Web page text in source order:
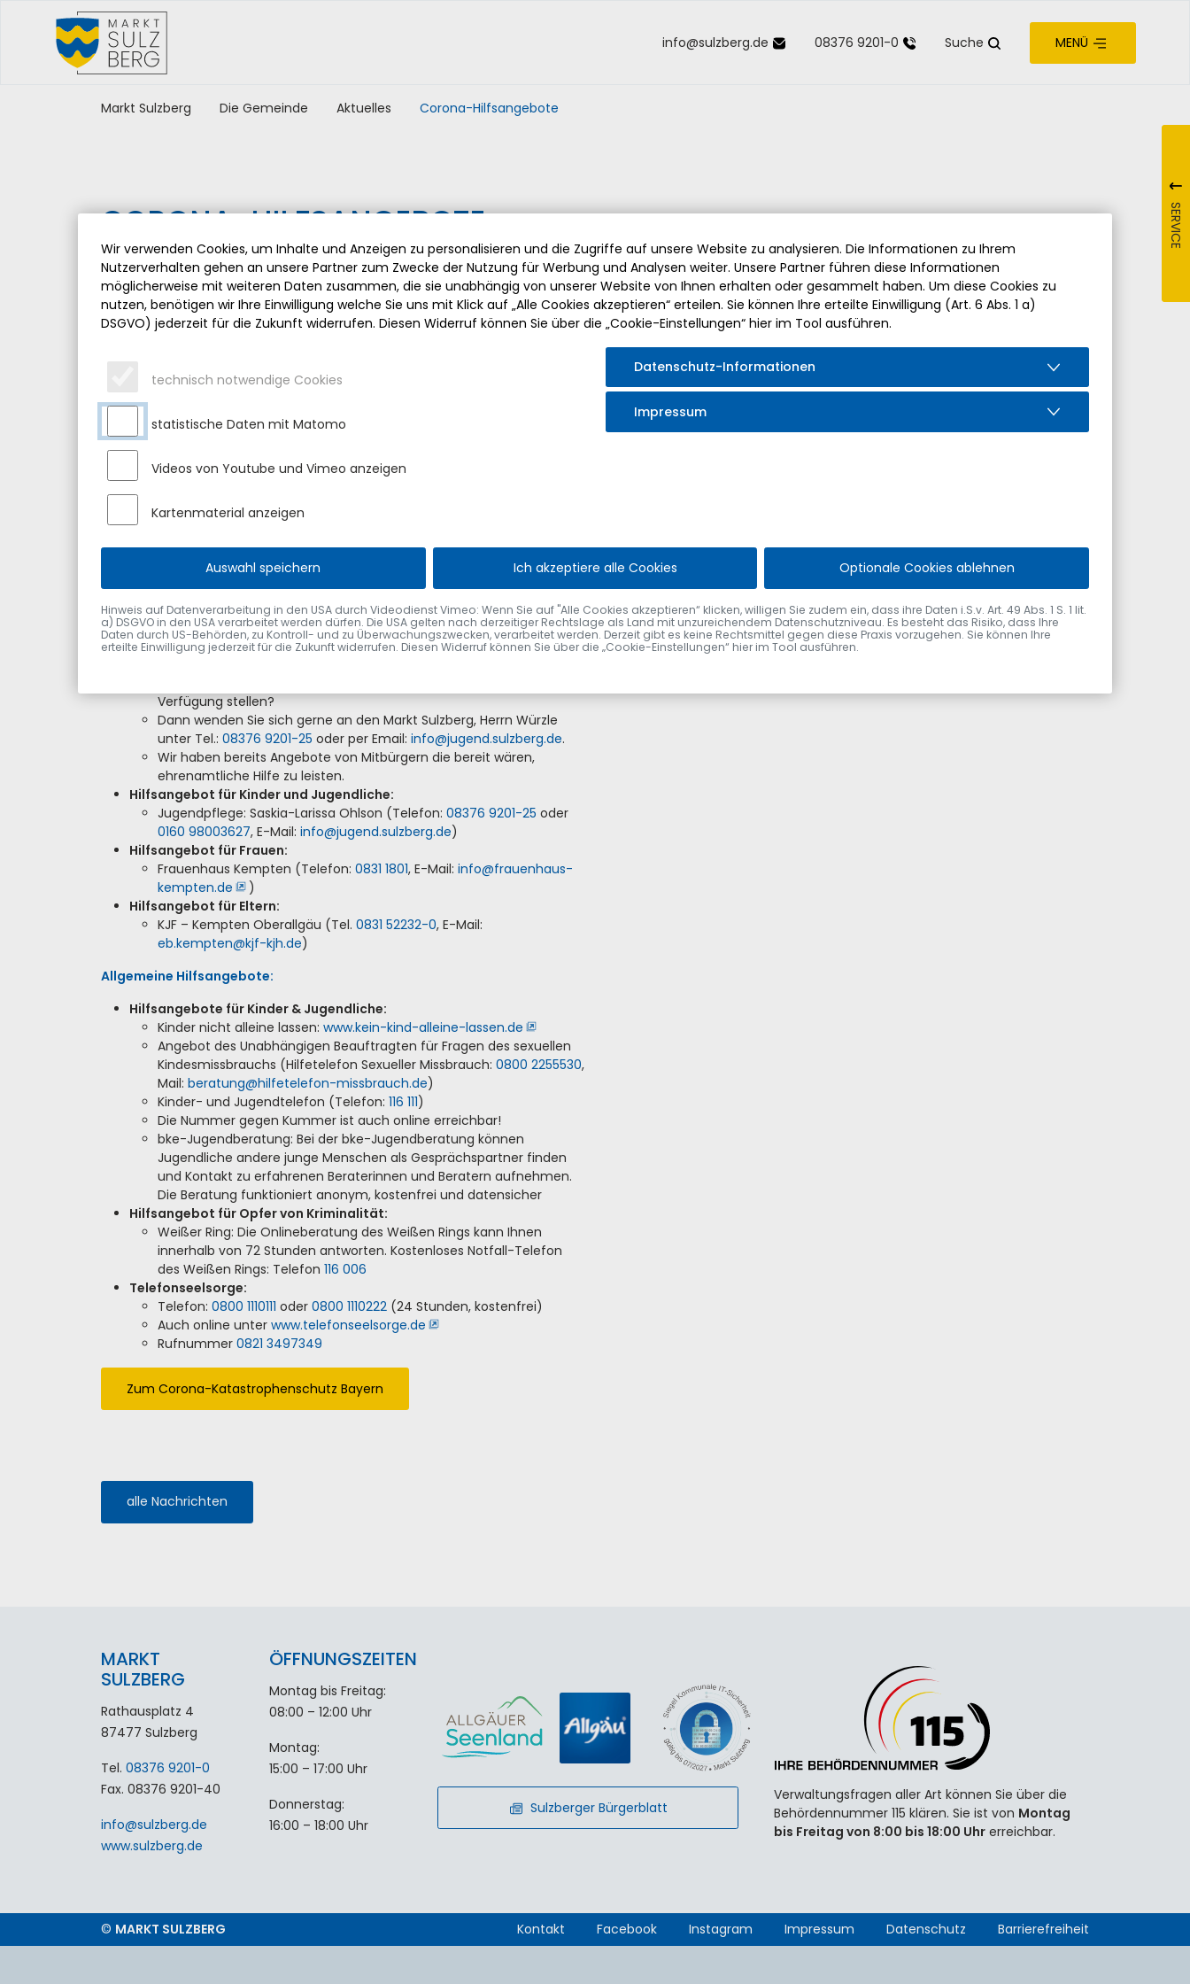
Inhalt der Seite anspringen
Informationen und Einstellungen zur Barrierefreiheit
info@sulzberg.de 08376 9201-0 Suche MENÜ
SERVICE
Markt Sulzberg Die Gemeinde Aktuelles Corona-Hilfsangebote
CORONA-HILFSANGEBOTE
Montag, 17.01.2022
Die derzeit geltenden Maßnahmen zur Bekämpfung der Pandemie treffen
uns alle gleichermaßen. Doch gerade in solchen besonderen Zeiten ist es
wichtig, dass wir uns gegenseitig unterstützen. Daher möchte der Markt
aufmerksam machen.
Aufgrund der derzeitigen Situation appellieren wir an das Miteinander in der
Gemeinde. Wenn Sie Menschen kennen, die Hilfe benötigen oder wenn Sie
selbst Hilfe benötigen, dann wenden Sie sich gerne an den Markt Sulzberg,
Herrn Weber per
Angebote von Mitbürgern die bereit wären, ehrenamtliche Hilfe zu leisten.
Die derzeit geltenden Maßnahmen zur Bekämpfung der Pandemie treffen
uns alle gleichermaßen. Doch gerade in solch besonderen Zeiten ist es
wichtig, dass wir uns gegenseitig unterstützen. Daher möchte der Markt
Sulzberg auf verschiedene regionale und überregionale Hilfsangebote
Regionale Hilfsangebote:
Hilfsangebot für Menschen, die ehrenamtliche Hilfe benötigen:
Verfügung stellen?
Dann wenden Sie sich gerne an den Markt Sulzberg, Herrn Würzle
unter Tel.: 08376 9201-25 oder per Email: info@jugend.sulzberg.de.
Wir haben bereits Angebote von Mitbürgern die bereit wären,
ehrenamtliche Hilfe zu leisten.
Hilfsangebot für Kinder und Jugendliche:
Jugendpflege: Saskia-Larissa Ohlson (Telefon: 08376 9201-25 oder
0160 98003627, E-Mail: info@jugend.sulzberg.de)
Hilfsangebot für Frauen:
Frauenhaus Kempten (Telefon: 0831 1801, E-Mail: info@frauenhaus-
kempten.de
)
Hilfsangebot für Eltern:
KJF – Kempten Oberallgäu (Tel. 0831 52232-0, E-Mail:
eb.kempten@kjf-kjh.de)
Allgemeine Hilfsangebote:
Hilfsangebote für Kinder & Jugendliche:
Kinder nicht alleine lassen: www.kein-kind-alleine-lassen.de
Angebot des Unabhängigen Beauftragten für Fragen des sexuellen
Kindesmissbrauchs (Hilfetelefon Sexueller Missbrauch: 0800 2255530,
Mail: beratung@hilfetelefon-missbrauch.de)
Kinder- und Jugendtelefon (Telefon: 116 111)
Die Nummer gegen Kummer ist auch online erreichbar!
bke-Jugendberatung: Bei der bke-Jugendberatung können
Jugendliche andere junge Menschen als Gesprächspartner finden
und Kontakt zu erfahrenen Beraterinnen und Beratern aufnehmen.
Die Beratung funktioniert anonym, kostenfrei und datensicher
Hilfsangebot für Opfer von Kriminalität:
Weißer Ring: Die Onlineberatung des Weißen Rings kann Ihnen
innerhalb von 72 Stunden antworten. Kostenloses Notfall-Telefon
des Weißen Rings: Telefon 116 006
Telefonseelsorge:
Telefon: 0800 1110111 oder 0800 1110222 (24 Stunden, kostenfrei)
Auch online unter www.telefonseelsorge.de
Rufnummer 0821 3497349
Zum Corona-Katastrophenschutz Bayern
Der Spiegel steigt
Pixabay - Author
alle Nachrichten
MARKT
SULZBERG
Rathausplatz 4
87477 Sulzberg
Tel. 08376 9201-0
Fax. 08376 9201-40
info@sulzberg.de
www.sulzberg.de
ÖFFNUNGSZEITEN
Montag bis Freitag:
08:00 – 12:00 Uhr
Montag:
15:00 – 17:00 Uhr
Donnerstag:
16:00 – 18:00 Uhr
Sulzberger Bürgerblatt
Verwaltungsfragen aller Art können Sie über die
Behördennummer 115 klären. Sie ist von Montag
bis Freitag von 8:00 bis 18:00 Uhr erreichbar.
Wir verwenden Cookies, um Inhalte und Anzeigen zu personalisieren und die Zugriffe auf unsere Website zu analysieren. Die Informationen zu Ihrem
Nutzerverhalten gehen an unsere Partner zum Zwecke der Nutzung für Werbung und Analysen weiter. Unsere Partner führen diese Informationen
möglicherweise mit weiteren Daten zusammen, die sie unabhängig von unserer Website von Ihnen erhalten oder gesammelt haben. Um diese Cookies zu
nutzen, benötigen wir Ihre Einwilligung welche Sie uns mit Klick auf „Alle Cookies akzeptieren“ erteilen. Sie können Ihre erteilte Einwilligung (Art. 6 Abs. 1 a)
DSGVO) jederzeit für die Zukunft widerrufen. Diesen Widerruf können Sie über die „Cookie-Einstellungen“ hier im Tool ausführen.
technisch notwendige Cookies
statistische Daten mit Matomo
Videos von Youtube und Vimeo anzeigen
Kartenmaterial anzeigen
Datenschutz-Informationen
Impressum
Auswahl speichern Ich akzeptiere alle Cookies Optionale Cookies ablehnen
Hinweis auf Datenverarbeitung in den USA durch Videodienst Vimeo: Wenn Sie auf "Alle Cookies akzeptieren“ klicken, willigen Sie zudem ein, dass ihre Daten i.S.v. Art. 49 Abs. 1 S. 1 lit.
a) DSGVO in den USA verarbeitet werden dürfen. Die USA gelten nach derzeitiger Rechtslage als Land mit unzureichendem Datenschutzniveau. Es besteht das Risiko, dass Ihre
Daten durch US-Behörden, zu Kontroll- und zu Überwachungszwecken, verarbeitet werden. Derzeit gibt es keine Rechtsmittel gegen diese Praxis vorzugehen. Sie können Ihre
erteilte Einwilligung jederzeit für die Zukunft widerrufen. Diesen Widerruf können Sie über die „Cookie-Einstellungen“ hier im Tool ausführen.
© MARKT SULZBERG Kontakt Facebook Instagram Impressum Datenschutz Barrierefreiheit